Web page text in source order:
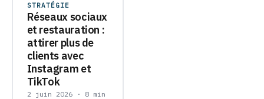
STRATÉGIE
Réseaux sociaux
et restauration :
attirer plus de
clients avec
Instagram et
TikTok
2 juin 2026 · 8 min